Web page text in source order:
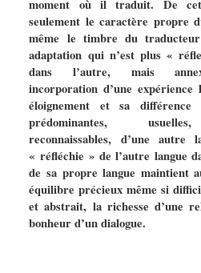
moment où il traduit. De
seulement le caractère propre
même le timbre du
adaptation qui n’est plus «
dans l’autre, mais
incorporation d’une
éloignement et sa
prédominantes,
reconnaissables, d’une autre
« réfléchie » de l’autre langue
de sa propre langue maintient
équilibre précieux même si
et abstrait, la richesse d’une
bonheur d’un dialogue.